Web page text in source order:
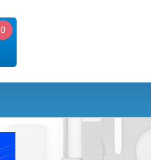
0